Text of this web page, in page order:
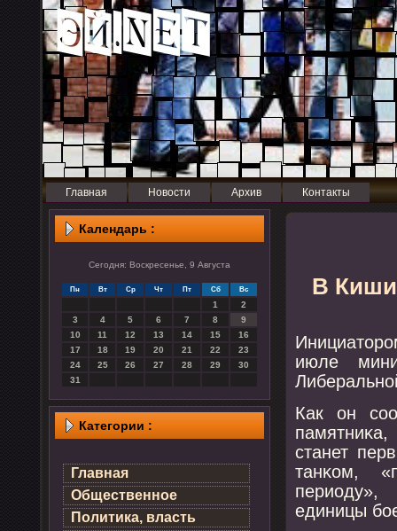
Главная Новости Архив Контакты
Календарь :
Сегодня: Воскресенье, 9 Августа
Пн Вт Ср Чт Пт Сб Вс
1
2
3
4 5 6 7 8
9
10
11 12 13 14 15
16
17
18 19 20 21 22
23
24
25 26 27 28 29
30
31
Категории :
Главная
Общественное
Политика, власть
В
июле
Как он
станет
танκом,
периоду»,
единицы